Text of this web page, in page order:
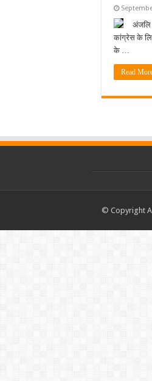
अंजलि
कांग्रेस के
के …
Read
© Copyright